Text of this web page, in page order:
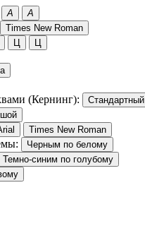
A A
Times New Roman
Ц Ц
(Кернинг):
Стандартный
Times New Roman
Черным по белому
Темно-синим по голубому